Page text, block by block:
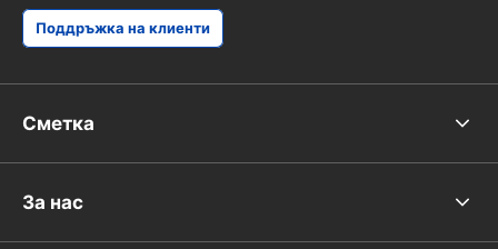
Поддръжка на клиенти
Сметка
За нас